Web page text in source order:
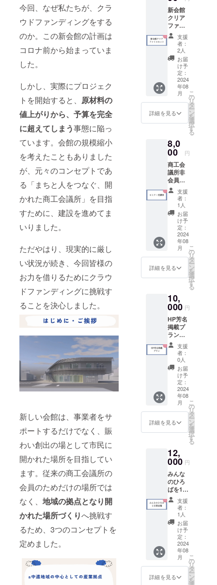
今回、なぜ私たちが、クラ
ウドファンディングをする
のか。この新会館の計画は
コロナ前から始まっていま
した。
しかし、実際にプロジェク
トを開始すると、 原材料の
値上がりから、予算を完全
に超えてしまう事態に陥っ
ています。会館の規模縮小
を考えたこともありました
が、元々のコンセプトであ
る「まちと人をつなぐ、開
かれた商工会議所」を目指
すために、建設を進めてま
いりました。
ただやはり、現実的に厳し
い状況が続き、今回皆様の
お力を借りるためにクラウ
ドファンディングに挑戦す
ることを決心しました。
新しい会館は、事業者をサ
ポートするだけでなく、賑
わい創出の場として市民に
開かれた場所を目指してい
ます。従来の商工会議所の
会員のためだけの場所では
なく、 地域の拠点となり開
かれた場所づくりへ挑戦す
るため、3つのコンセプトを
定めました。
新会館
クリア
ファイ
ルセッ
ト 3枚
1セット
磐田商
工会議
所でし
か手に
入らな
い、新
会館の
クリア
ファイ
ルを3枚
するプ
ランで
す。 商
品サイ
ズ：A4
サイズ
支援
者：
2人
お届
け予
定：
2024
年08
月
詳細を見る
こ
の
リ
タ
ー
ン
を
選
択
す
る
8,0
00 円
商工会
議所非
会員の
場合は
通常
5,000円
の参加
費が必
要です
が、
2025年
3月31日
までの
全ての
講座に
ランで
す。 去
年は15
回開催
しまし
た。開
催例は
以下の
通りで
す。 ・
Canva
活用セ
ミナー
・魅せ
る、伝
わるス
マホで
・「商
品開
×「販路
開拓」
セミ
ナー 適
応期
間：令
和7年3
月31日
まで 実
施時
間：2時
間程度
受講方
法：オ
支援
者：
1人
お届
け予
定：
2024
年08
月
詳細を見る
こ
の
リ
タ
ー
ン
を
選
択
す
る
10,
000 円
HP芳名
掲載プ
ラン（※
個人名
の掲載
となり
ます）
磐田商
工会議
所の
ホーム
ページ
に個人
名を記
載でき
す。掲
載期間
は2026
年7月ま
でとな
りま
す。 ご
支援い
ただく
際に、
記載し
たい氏
名を備
考欄に
入力を
お願い
しま
支援
者：
0人
お届
け予
定：
2024
年08
月
詳細を見る
こ
の
リ
タ
ー
ン
を
選
択
す
る
12,
000 円
みんな
のひろ
ばを1日
自由に
使える
プラン
です。
磐田で
イベン
トを開
催した
い方は
こちら
をご支
援くだ
支援
者：
1人
お届
け予
定：
2024
年08
月
詳細を見る
こ
の
リ
タ
ー
ン
を